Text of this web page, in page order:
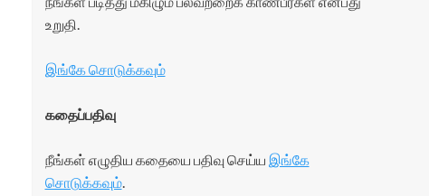
உறுதி.
இங்கே சொடுக்கவும்
கதைப்பதிவு
நீங்கள் எழுதிய கதையை பதிவு செய்ய இங்கே
சொடுக்கவும்.